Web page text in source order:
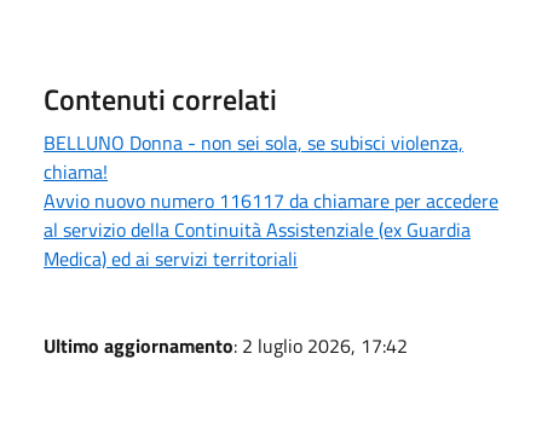
Contenuti correlati
BELLUNO Donna - non sei sola, se subisci violenza,
chiama!
Avvio nuovo numero 116117 da chiamare per accedere
al servizio della Continuità Assistenziale (ex Guardia
Medica) ed ai servizi territoriali
Ultimo aggiornamento: 2 luglio 2026, 17:42